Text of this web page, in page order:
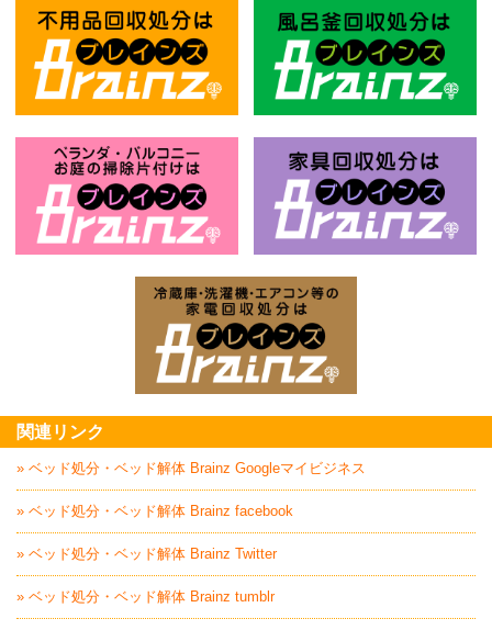
関連リンク
» ベッド処分・ベッド解体 Brainz Googleマイビジネス
» ベッド処分・ベッド解体 Brainz facebook
» ベッド処分・ベッド解体 Brainz Twitter
» ベッド処分・ベッド解体 Brainz tumblr